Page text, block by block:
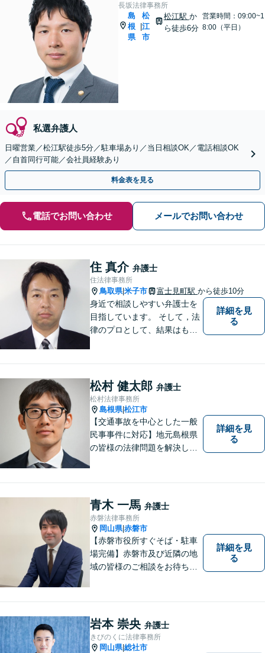
長坂法律事務所
島
根
県
松
江
市
松江駅 か
ら徒歩6分
営業時間：09:00~1
8:00（平日）
私選弁護人
日曜営業／松江駅徒歩5分／駐車場あり／当日相談OK／電話相談OK
／自首同行可能／会社員経験あり
料金表を見る
電話でお問い合わせ メールでお問い合わせ
住 真介 弁護士
住法律事務所
鳥取県|米子市 富士見町駅 から徒歩10分
身近で相談しやすい弁護士を
目指しています。 そして，法
律のプロとして、結果はもち
依頼者様の心を理解し，寄り
添いながら問題い解決のサポ
ートを心がけています。
詳細を見
る
松村 健太郎 弁護士
松村法律事務所
島根県|松江市
【交通事故を中心とした一般
民事事件に対応】地元島根県
の皆様の法律問題を解決し、
決だけでなく、依頼者様一人
ひとりの心に寄り添ったサポ
ートを心がけております。ま
ずはお気軽にご相談くださ
い。
詳細を見
る
青木 一馬 弁護士
赤磐法律事務所
岡山県|赤磐市
【赤磐市役所すぐそば・駐車
場完備】赤磐市及び近隣の地
域の皆様のご相談をお待ちし
詳細を見
る
岩本 崇央 弁護士
きびのくに法律事務所
岡山県|総社市